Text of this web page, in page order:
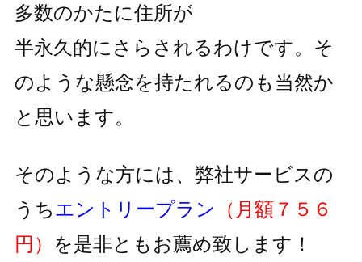
多数のかたに住所が
半永久的にさらされるわけです。そ
のような懸念を持たれるのも 当然か
と思います。
そのような方には、弊社サービスの
うちエントリープラン
（月額７５６
円） を是非ともお薦め致します！